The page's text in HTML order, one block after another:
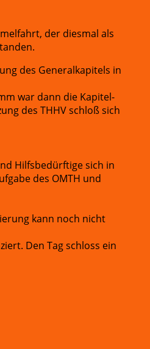
der diesmal als
des Generalkapitels in
war dann die Kapitel-
des THHV schloß sich
Hilfsbedürftige sich in
des OMTH und
kann noch nicht
Den Tag schloss ein